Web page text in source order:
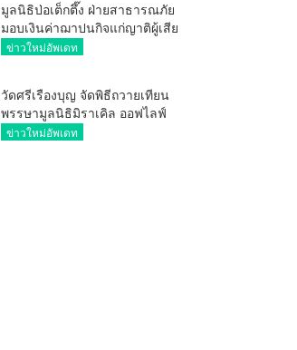
มูลนิธิป่อเต็กตึ๊ง ฝ่ายสาธารณภัย
มอบเงินค่าฌาปนกิจแก่ญาติผู้เสีย
ชีวิต จากเหตุเพลิงไหม้ โรงเบียร์ ณ
ข่าวใหม่อัพเดท
วัดศรีเรืองบุญ จัดพิธีถวายเทียน
พรรษามูลนิธิมิราเคิล ออฟไลฟ์
ประจำปี 2569 พล.ต.ต.ศิริวัฒน์
ข่าวใหม่อัพเดท